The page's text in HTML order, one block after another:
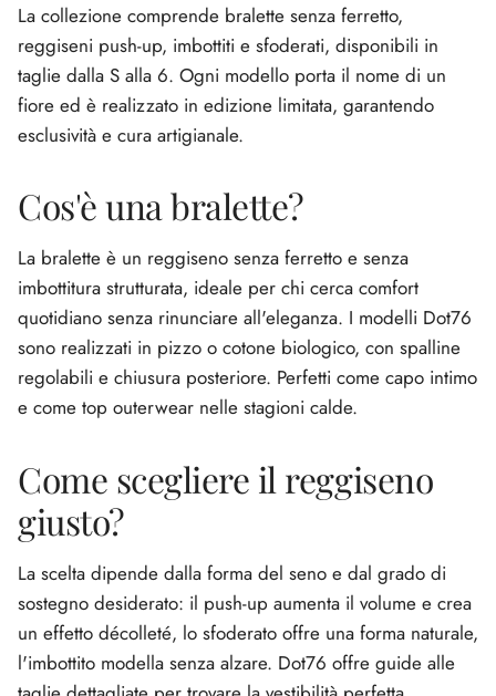
La collezione comprende bralette senza ferretto,
reggiseni push-up, imbottiti e sfoderati, disponibili in
taglie dalla S alla 6. Ogni modello porta il nome di un
fiore ed è realizzato in edizione limitata, garantendo
esclusività e cura artigianale.
Cos'è una bralette?
La bralette è un reggiseno senza ferretto e senza
imbottitura strutturata, ideale per chi cerca comfort
quotidiano senza rinunciare all'eleganza. I modelli Dot76
sono realizzati in pizzo o cotone biologico, con spalline
regolabili e chiusura posteriore. Perfetti come capo intimo
e come top outerwear nelle stagioni calde.
Come scegliere il reggiseno
giusto?
La scelta dipende dalla forma del seno e dal grado di
sostegno desiderato: il push-up aumenta il volume e crea
un effetto décolleté, lo sfoderato offre una forma naturale,
l'imbottito modella senza alzare. Dot76 offre guide alle